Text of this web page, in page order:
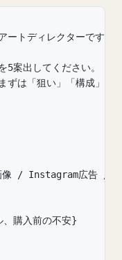
ートディレクターです。
5案出してください。
ずは「狙い」「構成」
/ Instagram広告 /
、購入前の不安}